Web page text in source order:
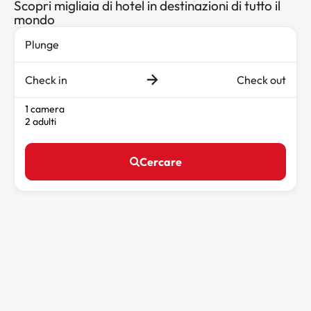
Scopri migliaia di hotel in destinazioni di tutto il
mondo
Check in Check out
1 camera
2 adulti
Cercare